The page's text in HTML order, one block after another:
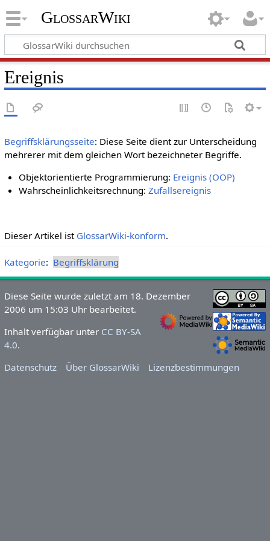
GlossarWiki
Ereignis
Begriffsklärungsseite: Diese Seite dient zur Unterscheidung
mehrerer mit dem gleichen Wort bezeichneter Begriffe.
Objektorientierte Programmierung: Ereignis (OOP)
Wahrscheinlichkeitsrechnung:Zufallsereignis
Dieser Artikel ist GlossarWiki-konform.
Kategorie: Begriffsklärung
Diese Seite wurde zuletzt am 18. Dezember
2006 um 15:03 Uhr bearbeitet.
Inhalt verfügbar unter CC BY-SA
4.0.
Datenschutz
Über GlossarWiki Lizenzbestimmungen